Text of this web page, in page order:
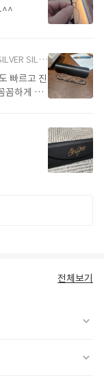
빠르고 진
꼼하게 찍
전체보기